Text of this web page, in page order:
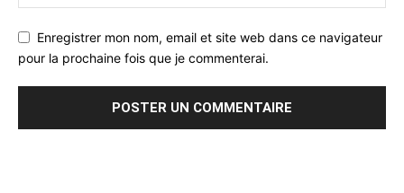
Enregistrer mon nom, email et site web dans ce navigateur
pour la prochaine fois que je commenterai.